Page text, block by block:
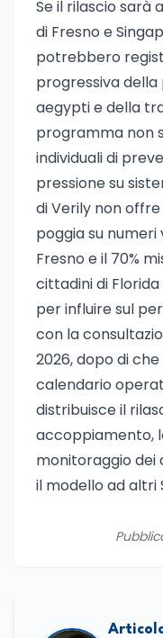
Se il rilascio sarà
di Fresno e
potrebbero
progressiva della
aegypti e della
programma non
individuali di
pressione su
di Verily non
poggia su
Fresno e il 70%
cittadini di
per influire sul
con la
2026, dopo di che
calendario
distribuisce il
accoppiamento,
monitoraggio dei
il modello ad altri